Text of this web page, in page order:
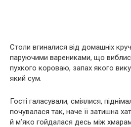
Столи вгиналися від домашніх
паруючими варениками, що
пухкого короваю, запах якого
який сум.
Гості галасували, сміялися,
почувалася так, наче її затишна
й м’яко гойдалася десь між